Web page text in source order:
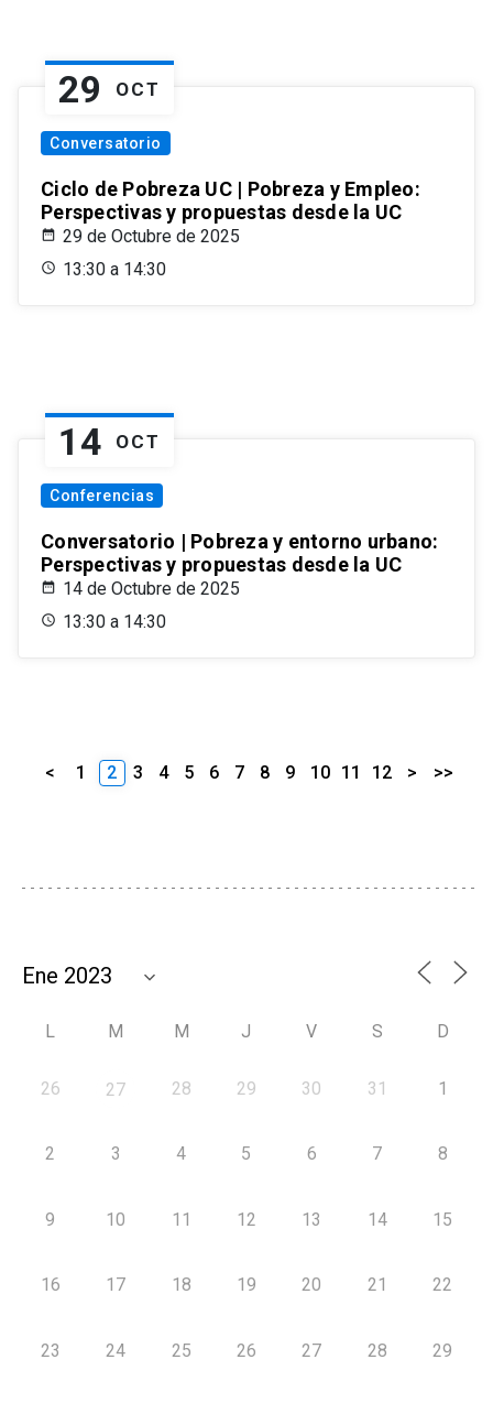
29 OCT
Conversatorio
Ciclo de Pobreza UC | Pobreza y Empleo:
Perspectivas y propuestas desde la UC
29 de Octubre de 2025
13:30 a 14:30
14 OCT
Conferencias
Conversatorio | Pobreza y entorno urbano:
Perspectivas y propuestas desde la UC
14 de Octubre de 2025
13:30 a 14:30
< 1 2 3 4 5 6 7 8 9 10 11 12 > >>
L M M J V S D
26 27 28 29 30 31 1
2 3 4 5 6 7 8
9 10 11 12 13 14 15
16 17 18 19 20 21 22
23 24 25 26 27 28 29